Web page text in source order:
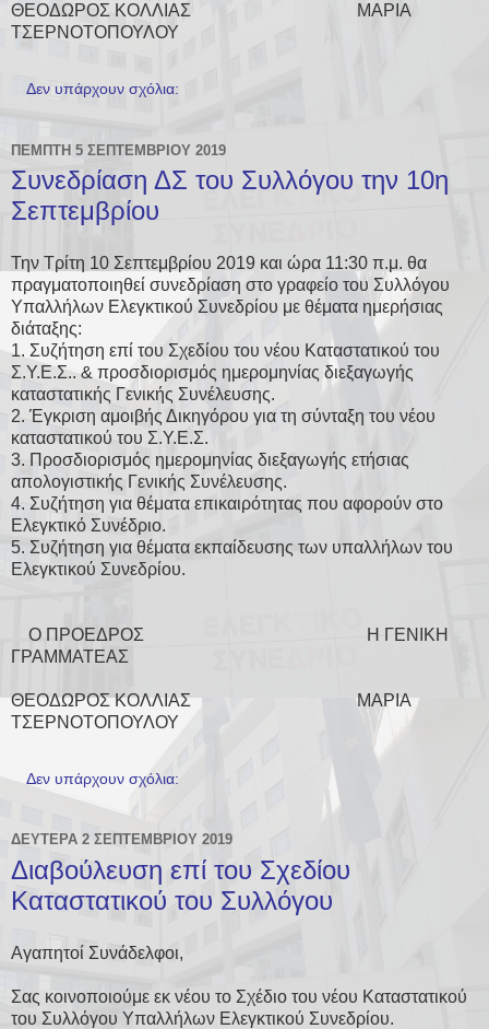
ΘΕΟΔΩΡΟΣ ΚΟΛΛΙΑΣ ΜΑΡΙΑ
ΤΣΕΡΝΟΤΟΠΟΥΛΟΥ
Δεν υπάρχουν σχόλια:
ΠΈΜΠΤΗ 5 ΣΕΠΤΕΜΒΡΊΟΥ 2019
Συνεδρίαση ΔΣ του Συλλόγου την 10η
Σεπτεμβρίου
Την Τρίτη 10 Σεπτεμβρίου 2019 και ώρα 11:30 π.μ. θα
πραγματοποιηθεί συνεδρίαση στο γραφείο του Συλλόγου
Υπαλλήλων Ελεγκτικού Συνεδρίου με θέματα ημερήσιας
διάταξης:
1. Συζήτηση επί του Σχεδίου του νέου Καταστατικού του
Σ.Υ.Ε.Σ.. & προσδιορισμός ημερομηνίας διεξαγωγής
καταστατικής Γενικής Συνέλευσης.
2. Έγκριση αμοιβής Δικηγόρου για τη σύνταξη του νέου
καταστατικού του Σ.Υ.Ε.Σ.
3. Προσδιορισμός ημερομηνίας διεξαγωγής ετήσιας
απολογιστικής Γενικής Συνέλευσης.
4. Συζήτηση για θέματα επικαιρότητας που αφορούν στο
Ελεγκτικό Συνέδριο.
5. Συζήτηση για θέματα εκπαίδευσης των υπαλλήλων του
Ελεγκτικού Συνεδρίου.
Ο ΠΡΟΕΔΡΟΣ Η ΓΕΝΙΚΗ
ΓΡΑΜΜΑΤΕΑΣ
ΘΕΟΔΩΡΟΣ ΚΟΛΛΙΑΣ ΜΑΡΙΑ
ΤΣΕΡΝΟΤΟΠΟΥΛΟΥ
Δεν υπάρχουν σχόλια:
ΔΕΥΤΈΡΑ 2 ΣΕΠΤΕΜΒΡΊΟΥ 2019
Διαβούλευση επί του Σχεδίου
Καταστατικού του Συλλόγου
Αγαπητοί Συνάδελφοι,
Σας κοινοποιούμε εκ νέου το Σχέδιο του νέου Καταστατικού
του Συλλόγου Υπαλλήλων Ελεγκτικού Συνεδρίου.